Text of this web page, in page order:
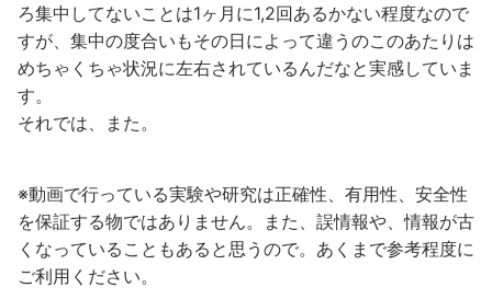
ろ集中してないことは1ヶ月に1,2回あるかない程度なので
すが、集中の度合いもその日によって違うのこのあたりは
めちゃくちゃ状況に左右されているんだなと実感していま
す。
それでは、また。
※動画で行っている実験や研究は正確性、有用性、安全性
を保証する物ではありません。また、誤情報や、情報が古
くなっていることもあると思うので。あくまで参考程度に
ご利用ください。